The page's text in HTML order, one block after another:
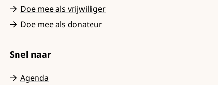
Doe mee als vrijwilliger
Doe mee als donateur
Snel naar
Agenda